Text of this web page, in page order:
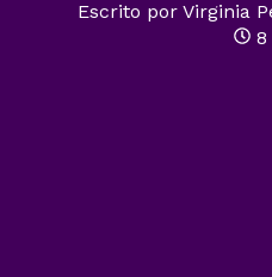
Escrito porVirginia
8